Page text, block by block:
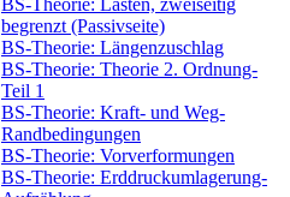
BS-Theorie: Lasten, zweiseitig
begrenzt (Passivseite)
BS-Theorie: Längenzuschlag
BS-Theorie: Theorie 2. Ordnung-
Teil 1
BS-Theorie: Kraft- und Weg-
Randbedingungen
BS-Theorie: Vorverformungen
BS-Theorie: Erddruckumlagerung-